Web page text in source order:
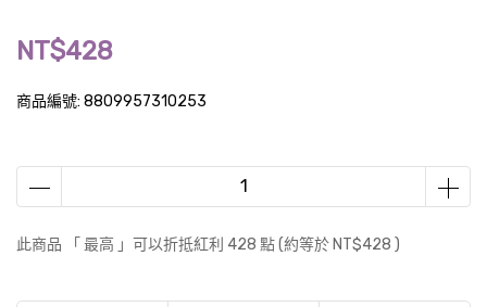
NT$428
商品編號: 8809957310253
此商品 「 最高 」可以折抵紅利 428 點 (約等於 NT$428 )